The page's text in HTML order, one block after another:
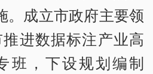
。成立市政府主要领
进数据标注产业高
班，下设规划编制